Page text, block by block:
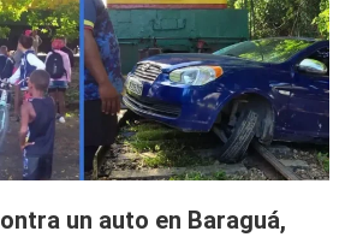
un auto en Baraguá,